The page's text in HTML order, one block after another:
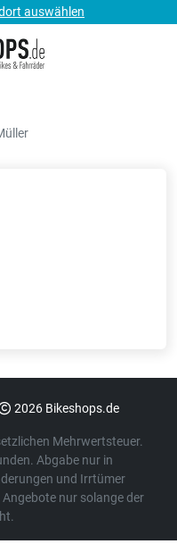
auswählen
2026 Bikeshops.de
Mehrwertsteuer.
Abgabe nur in
und Irrtümer
nur solange der